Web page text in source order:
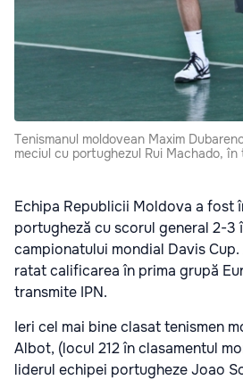
Tenismanul moldovean Maxim
meciul cu portughezul Rui Machado, în
Echipa Republicii Moldova a fost
portugheză cu scorul general 2-3
campionatului mondial Davis
ratat calificarea în prima grupă
transmite IPN.
Ieri cel mai bine clasat tenismen
Albot, (locul 212 în clasamentul
liderul echipei portugheze Joao